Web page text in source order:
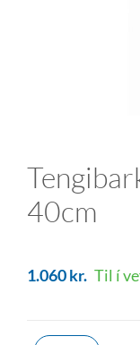
40cm
1.060kr. Til í